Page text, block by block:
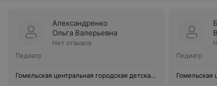
Александренко
Ольга Валерьевна
Нет отзывов
Педиатр
Гомельская центральная городская детская
Педиатр
Гомельская